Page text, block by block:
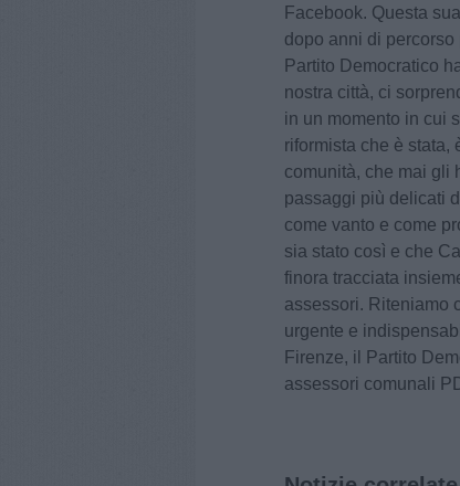
Facebook. Questa
dopo anni di
Partito Democratico
nostra città, ci
in un momento in cui
riformista che è stata,
comunità, che mai gli
passaggi più delicati
come vanto e come
sia stato così e che
finora tracciata
assessori. Riteniamo
urgente e
Firenze, il Partito
assessori comunali